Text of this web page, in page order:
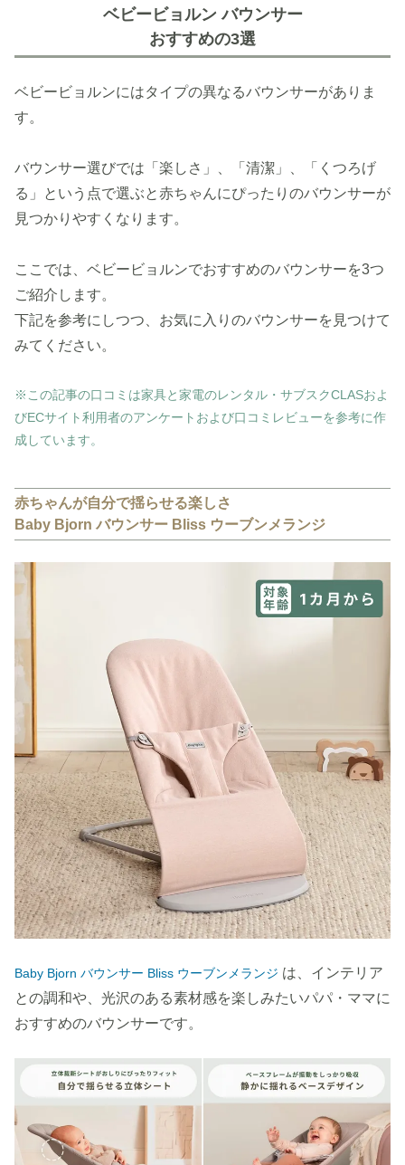
ベビービョルン バウンサー
おすすめの3選
ベビービョルンにはタイプの異なるバウンサーがありま
す。
バウンサー選びでは「楽しさ」、「清潔」、「くつろげ
る」という点で選ぶと赤ちゃんにぴったりのバウンサーが
見つかりやすくなります。
ここでは、ベビービョルンでおすすめのバウンサーを3つ
ご紹介します。
下記を参考にしつつ、お気に入りのバウンサーを見つけて
みてください。
※この記事の口コミは家具と家電のレンタル・サブスクCLASおよ
びECサイト利用者のアンケートおよび口コミレビューを参考に作
成しています。
赤ちゃんが自分で揺らせる楽しさ
Baby Bjorn バウンサー Bliss ウーブンメランジ
Baby Bjorn バウンサー Bliss ウーブンメランジ は、インテリア
との調和や、光沢のある素材感を楽しみたいパパ・ママに
おすすめのバウンサーです。